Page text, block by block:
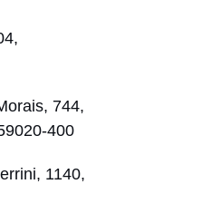
744,
400
1140,